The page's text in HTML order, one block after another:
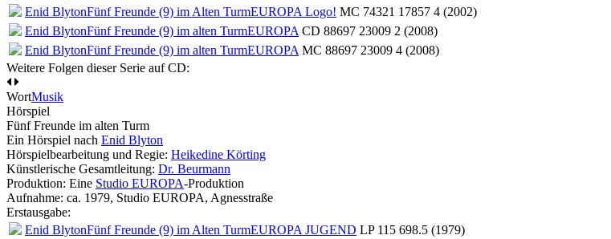
Enid BlytonFünf Freunde (9) im Alten TurmEUROPA Logo! MC 74321 17857 4 (2002)
Enid BlytonFünf Freunde (9) im alten TurmEUROPA CD 88697 23009 2 (2008)
Enid BlytonFünf Freunde (9) im alten TurmEUROPA MC 88697 23009 4 (2008)
Weitere Folgen dieser Serie auf CD:
WortMusik
Hörspiel
Fünf Freunde im alten Turm
Ein Hörspiel nach Enid Blyton
Hörspielbearbeitung und Regie: Heikedine Körting
Künstlerische Gesamtleitung: Dr. Beurmann
Produktion: Eine Studio EUROPA-Produktion
Aufnahme: ca. 1979, Studio EUROPA, Agnesstraße
Erstausgabe:
Enid BlytonFünf Freunde (9) im Alten TurmEUROPA JUGEND LP 115 698.5 (1979)